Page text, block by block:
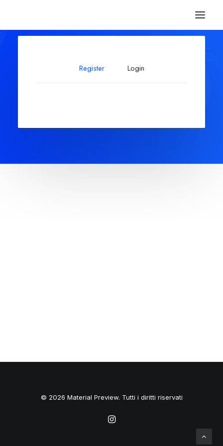
Register Login
© 2026 Material Preview. Tutti i diritti riservati